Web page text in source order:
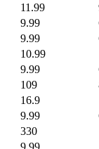
11.99
9.99
9.99
10.99
9.99
109
16.9
9.99
330
9.99